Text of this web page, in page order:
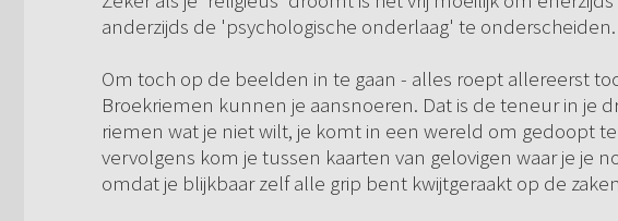
anderzijds de 'psychologische onderlaag' te onderscheiden.
Om toch op de beelden in te gaan - alles roept allereerst
Broekriemen kunnen je aansnoeren. Dat is de teneur in je
riemen wat je niet wilt, je komt in een wereld om gedoopt
vervolgens kom je tussen kaarten van gelovigen waar je je
omdat je blijkbaar zelf alle grip bent kwijtgeraakt op de